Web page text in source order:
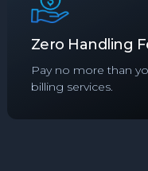
Zero Handling
Pay no more than
billing services.